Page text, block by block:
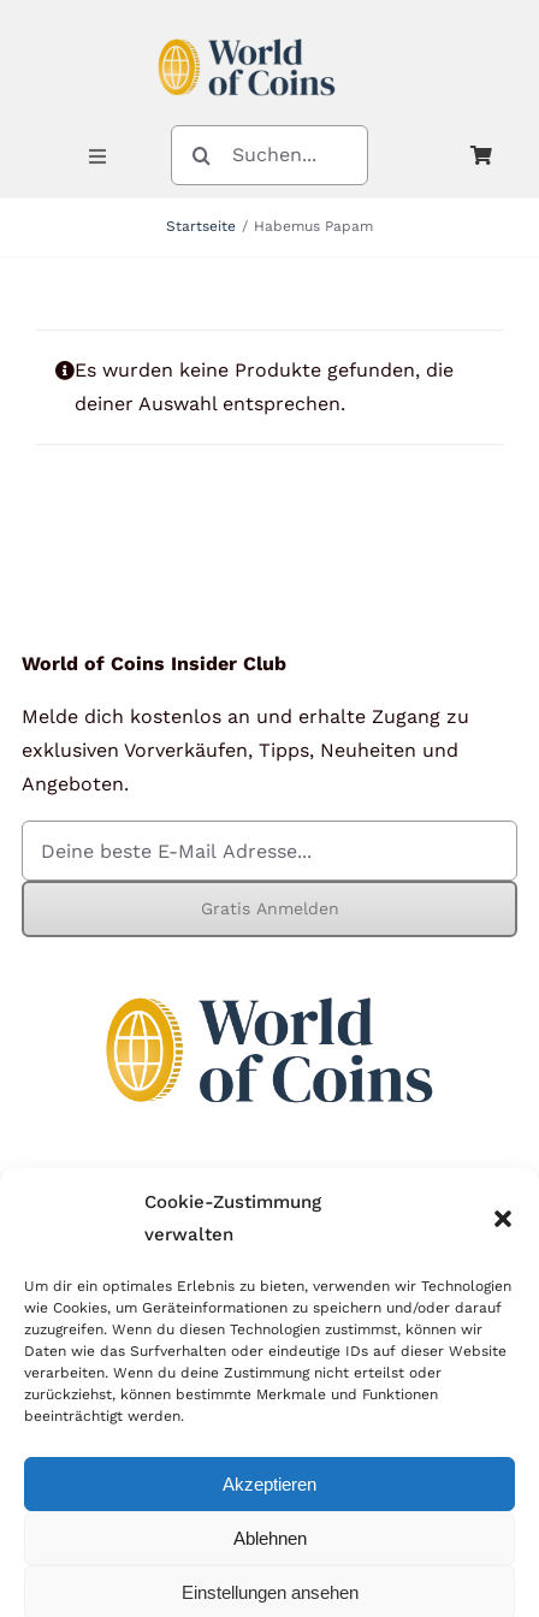
Cookie-Zustimmung
verwalten
Um dir ein optimales Erlebnis zu bieten, verwenden wir Technologien
wie Cookies, um Geräteinformationen zu speichern und/oder darauf
zuzugreifen. Wenn du diesen Technologien zustimmst, können wir
Daten wie das Surfverhalten oder eindeutige IDs auf dieser Website
verarbeiten. Wenn du deine Zustimmung nicht erteilst oder
zurückziehst, können bestimmte Merkmale und Funktionen
beeinträchtigt werden.
Akzeptieren
Ablehnen
Einstellungen ansehen
Toggle
Navigation
Kontakt
Mein Konto
Warenkorb
SUCHE
NACH:
Startseite Habemus Papam
Es wurden keine Produkte gefunden, die
deiner Auswahl entsprechen.
World of Coins Insider Club
Melde dich kostenlos an und erhalte Zugang zu
exklusiven Vorverkäufen, Tipps, Neuheiten und
Angeboten.
Gratis Anmelden
Wir sind Mitglied im Händlerbund!
erfolgreichen E-Commerce ein. Auch wir sind wie
viele Onlineshops im Netz Mitglied im Händlerbund
und unterstützen fairen Onlinehandel.
© Copyright 2021 | World of Coins |Impressum|Datenschutz|Cookie
|Zahlung & Versand